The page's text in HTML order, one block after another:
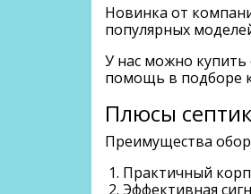
Новинка от
популярных
У нас можно купить
помощь в подборе
Плюсы
Преимущества
Практичный
Эффективная